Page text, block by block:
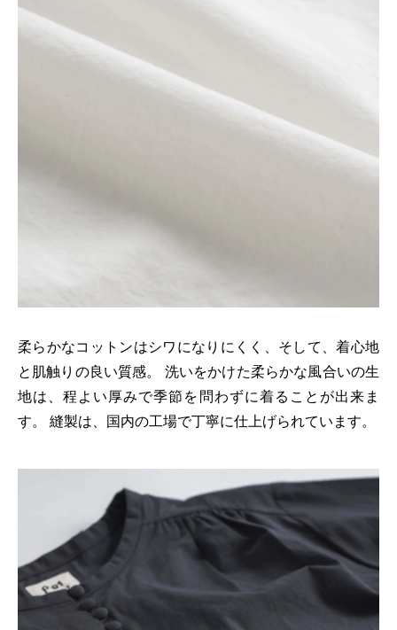
柔らかなコットンはシワになりにくく、そして、着心地
と肌触りの良い質感。 洗いをかけた柔らかな風合いの生
地は、程よい厚みで季節を問わずに着ることが出来ま
す。 縫製は、国内の工場で丁寧に仕上げられています。